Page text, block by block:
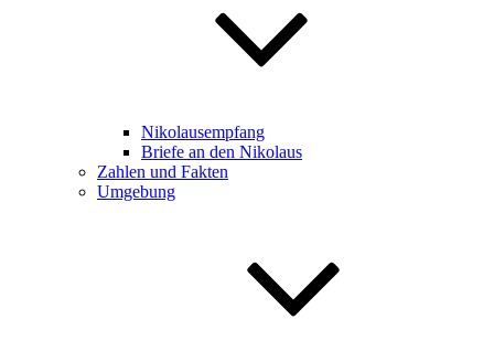
Nikolausempfang
Briefe an den Nikolaus
Zahlen und Fakten
Umgebung